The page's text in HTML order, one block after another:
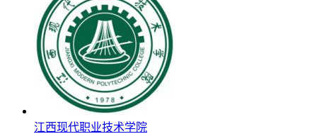
江西现代职业技术学院